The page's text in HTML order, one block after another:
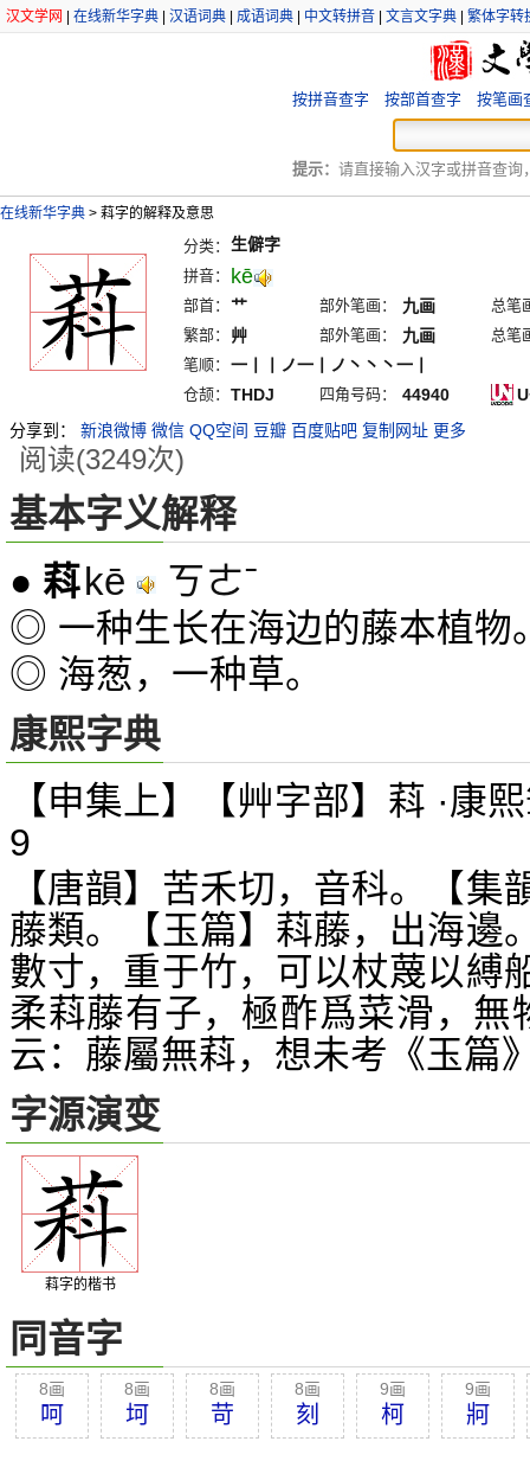
汉文学网 在线新华字典 汉语词典 成语词典 中文转拼音 文言文字典 繁体字转
按拼音查字 按部首查字 按笔画
提示： 请直接输入汉字或拼音查询
在线新华字典 > 萪字的解释及意思
分类： 生僻字
拼音： kē
部首： 艹 部外笔画： 九画
总笔
繁部：
艸 部外笔画： 九画
总笔
笔顺： 一丨丨ノ一丨ノ丶丶丶一丨
仓颉： THDJ 四角号码： 44940
分享到：
新浪微博 微信 QQ空间 豆瓣 百度贴吧 复制网址 更多
阅读(3249次)
基本字义解释
● 萪kē ㄎㄜˉ
◎ 一种生长在海边的藤本植物
◎ 海葱，一种草。
康熙字典
【申集上】【艸字部】萪 ·康
9
【唐韻】苦禾切，音科。【
藤類。【玉篇】萪藤，出海邊
數寸，重于竹，可以杖蔑以縛
柔萪藤有子，極酢爲菜滑，
云：藤屬無萪，想未考《玉篇
字源演变
萪字的楷书
同音字
8画
呵
8画
坷
8画
苛
8画
刻
9画
柯
9画
牁